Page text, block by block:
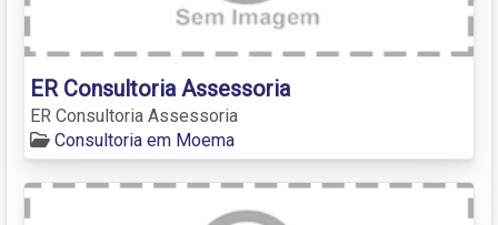
ER Consultoria Assessoria
ER Consultoria Assessoria
Consultoria em Moema